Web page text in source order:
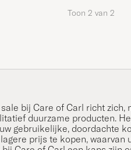
Toon 2 van 2
sale bij Care of Carl richt
duurzame producten.
gebruikelijke, doordachte
prijs te kopen, waarvan